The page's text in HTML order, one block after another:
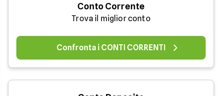
Conto Corrente
Trova il miglior conto
Confronta i CONTI CORRENTI